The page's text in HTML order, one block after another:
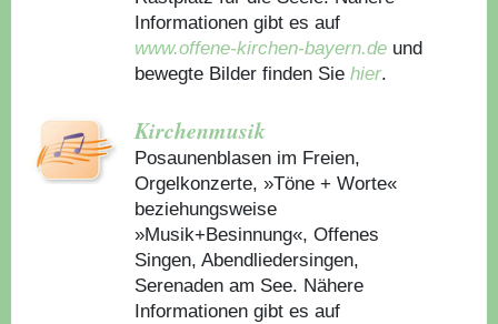
Informationen gibt es auf
www.offene-kirchen-bayern.de und
bewegte Bilder finden Sie hier.
Kirchenmusik
Posaunenblasen im Freien,
Orgelkonzerte, »Töne + Worte«
beziehungsweise
»Musik+Besinnung«, Offenes
Singen, Abendliedersingen,
Serenaden am See. Nähere
Informationen gibt es auf